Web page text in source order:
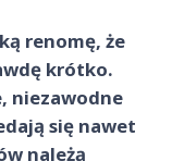
renomę, że
krótko.
niezawodne
się nawet
należą